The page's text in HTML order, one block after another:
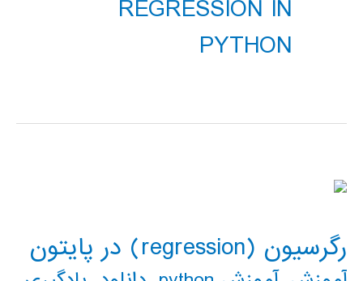
REGRESSION IN
PYTHON
رگرسیون (regression) در پایتون